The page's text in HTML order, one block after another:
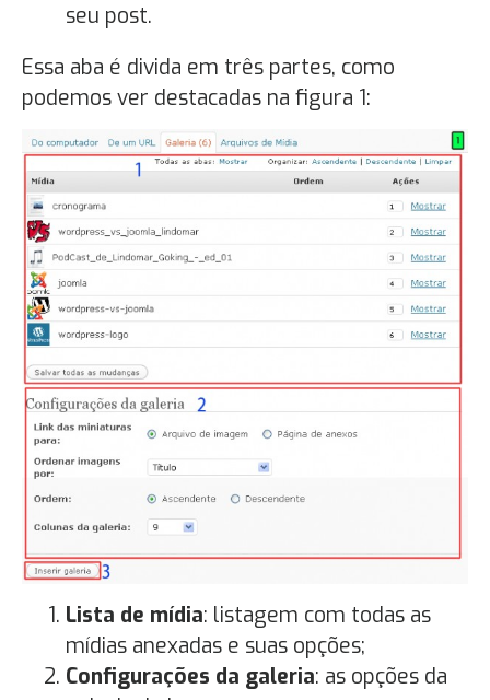
seu post.
Essa aba é divida em três partes, como
podemos ver destacadas na figura 1:
Lista de mídia: listagem com todas as
mídias anexadas e suas opções;
Configurações da galeria: as opções da